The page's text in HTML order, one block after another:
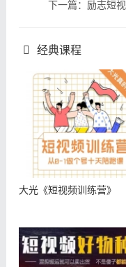
下一篇：励志短
经典课程
大光《短视频训练营》